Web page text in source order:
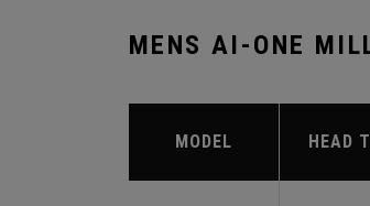
MENS AI-ONE
MODEL HEAD